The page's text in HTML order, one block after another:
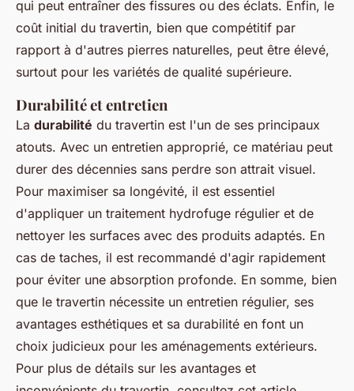
qui peut entraîner des fissures ou des éclats. Enfin, le
coût initial du travertin, bien que compétitif par
rapport à d'autres pierres naturelles, peut être élevé,
surtout pour les variétés de qualité supérieure.
Durabilité et entretien
La durabilité du travertin est l'un de ses principaux
atouts. Avec un entretien approprié, ce matériau peut
durer des décennies sans perdre son attrait visuel.
Pour maximiser sa longévité, il est essentiel
d'appliquer un traitement hydrofuge régulier et de
nettoyer les surfaces avec des produits adaptés. En
cas de taches, il est recommandé d'agir rapidement
pour éviter une absorption profonde. En somme, bien
que le travertin nécessite un entretien régulier, ses
avantages esthétiques et sa durabilité en font un
choix judicieux pour les aménagements extérieurs.
Pour plus de détails sur les avantages et